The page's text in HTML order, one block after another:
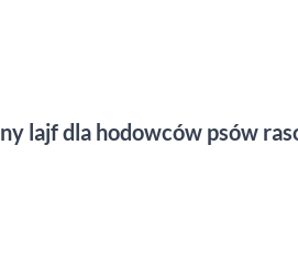
lajf dla hodowców psów